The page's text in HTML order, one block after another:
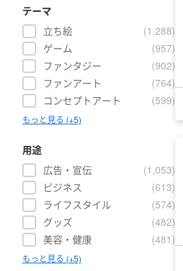
テーマ
立ち絵
(1,288)
ゲーム
(957)
ファンタジー
(902)
ファンアート
(764)
コンセプトアート
(599)
もっと見る (+5)
用途
広告・宣伝
(1,053)
ビジネス
(613)
ライフスタイル
(574)
グッズ
(482)
美容・健康
(481 )
もっと見る (+5)